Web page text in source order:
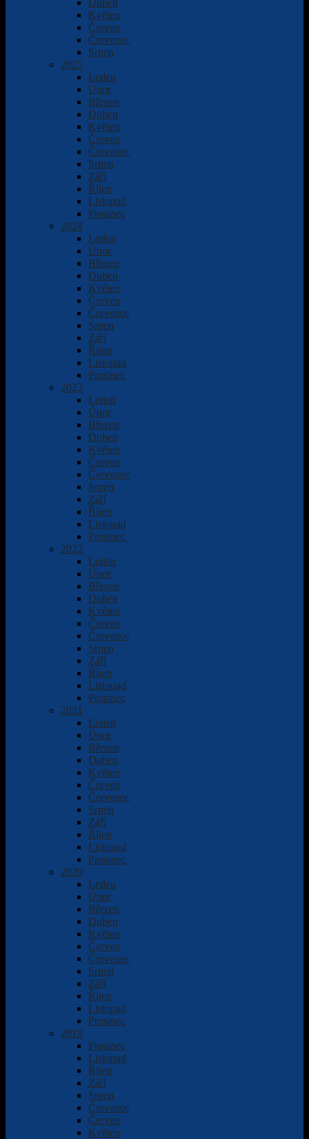
Duben
Květen
Červen
Červenec
Srpen
2025
Leden
Únor
Březen
Duben
Květen
Červen
Červenec
Srpen
Září
Říjen
Listopad
Prosinec
2024
Leden
Únor
Březen
Duben
Květen
Červen
Červenec
Srpen
Září
Říjen
Listopad
Prosinec
2023
Leden
Únor
Březen
Duben
Květen
Červen
Červenec
Srpen
Září
Říjen
Listopad
Prosinec
2022
Leden
Únor
Březen
Duben
Květen
Červen
Červenec
Srpen
Září
Říjen
Listopad
Prosinec
2021
Leden
Únor
Březen
Duben
Květen
Červen
Červenec
Srpen
Září
Říjen
Listopad
Prosinec
2020
Leden
Únor
Březen
Duben
Květen
Červen
Červenec
Srpen
Září
Říjen
Listopad
Prosinec
2019
Prosinec
Listopad
Říjen
Září
Srpen
Červenec
Červen
Květen